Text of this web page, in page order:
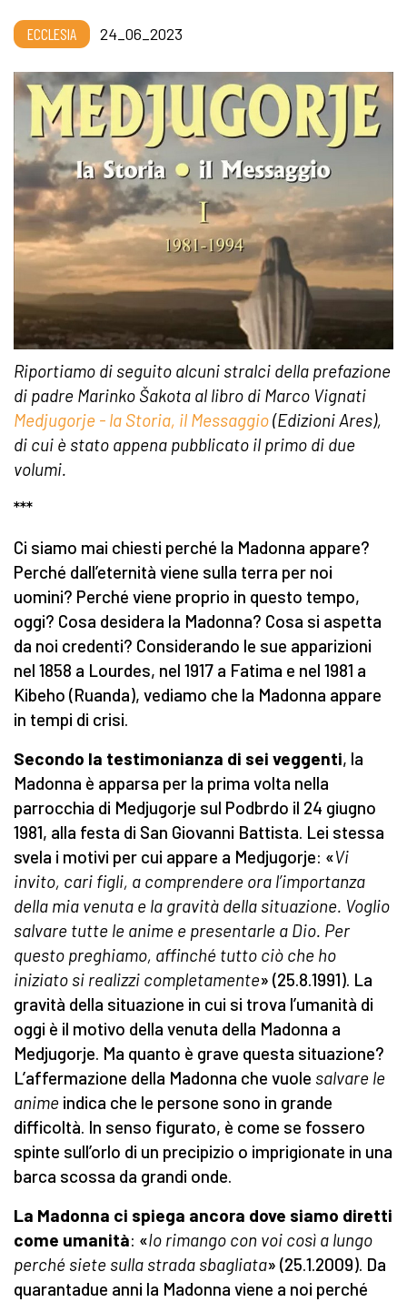
ECCLESIA 24_06_2023
Riportiamo di seguito alcuni stralci della prefazione
di padre Marinko Šakota al libro di Marco Vignati
Medjugorje - la Storia, il Messaggio(Edizioni Ares),
di cui è stato appena pubblicato il primo di due
volumi.
***
Ci siamo mai chiesti perché la Madonna appare?
Perché dall’eternità viene sulla terra per noi
uomini? Perché viene proprio in questo tempo,
oggi? Cosa desidera la Madonna? Cosa si aspetta
da noi credenti? Considerando le sue apparizioni
nel 1858 a Lourdes, nel 1917 a Fatima e nel 1981 a
Kibeho (Ruanda), vediamo che la Madonna appare
in tempi di crisi.
Secondo la testimonianza di sei veggenti, la
Madonna è apparsa per la prima volta nella
parrocchia di Medjugorje sul Podbrdo il 24 giugno
1981, alla festa di San Giovanni Battista. Lei stessa
svela i motivi per cui appare a Medjugorje: «Vi
invito, cari figli, a comprendere ora l’importanza
della mia venuta e la gravità della situazione. Voglio
salvare tutte le anime e presentarle a Dio. Per
questo preghiamo, affinché tutto ciò che ho
iniziato si realizzi completamente» (25.8.1991). La
gravità della situazione in cui si trova l’umanità di
oggi è il motivo della venuta della Madonna a
Medjugorje. Ma quanto è grave questa situazione?
L’affermazione della Madonna che vuole salvare le
anime indica che le persone sono in grande
difficoltà. In senso figurato, è come se fossero
spinte sull’orlo di un precipizio o imprigionate in una
barca scossa da grandi onde.
La Madonna ci spiega ancora dove siamo diretti
come umanità: «Io rimango con voi così a lungo
perché siete sulla strada sbagliata» (25.1.2009). Da
quarantadue anni la Madonna viene a noi perché